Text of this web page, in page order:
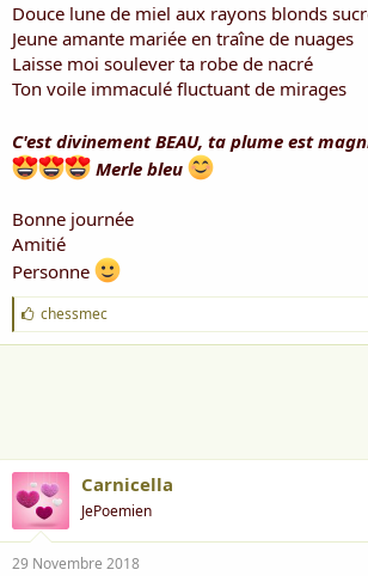
Douce lune de miel aux rayons blonds
Jeune amante mariée en traîne de nuages
Laisse moi soulever ta robe de nacré
Ton voile immaculé fluctuant de mirages
C'est divinement BEAU, ta plume est
Merle bleu
Bonne journée
Amitié
Personne
J
'
a
chessmec
Carnicella
JePoemien
29 Novembre 2018